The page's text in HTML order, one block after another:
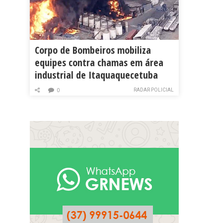
Corpo de Bombeiros mobiliza
equipes contra chamas em área
industrial de Itaquaquecetuba
RADAR POLICIAL
0